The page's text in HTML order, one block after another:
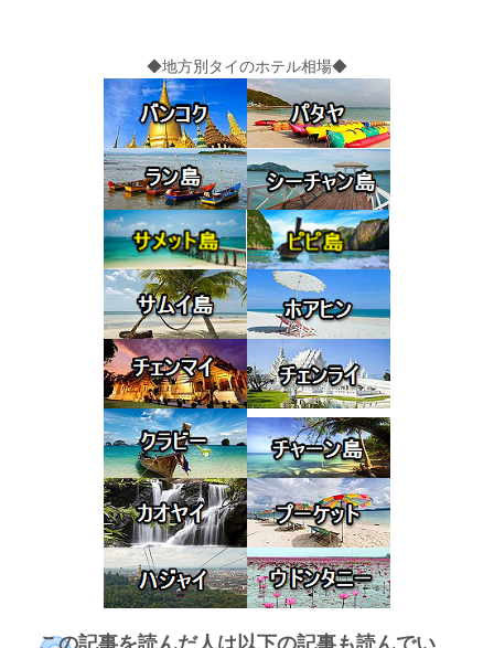
◆地方別タイのホテル相場◆